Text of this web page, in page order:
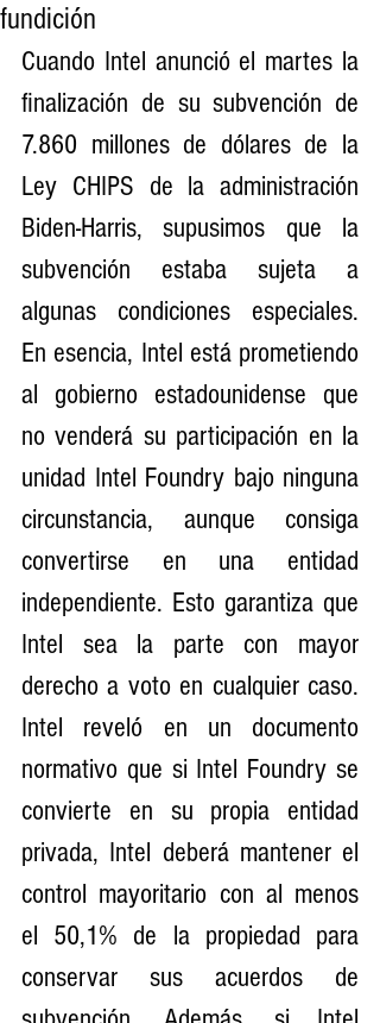
fundición
Cuando Intel anunció el martes la
finalización de su subvención de
7.860 millones de dólares de la
Ley CHIPS de la administración
Biden-Harris, supusimos que la
subvención estaba sujeta a
algunas condiciones especiales.
En esencia, Intel está prometiendo
al gobierno estadounidense que
no venderá su participación en la
unidad Intel Foundry bajo ninguna
circunstancia, aunque consiga
convertirse en una entidad
independiente. Esto garantiza que
Intel sea la parte con mayor
derecho a voto en cualquier caso.
Intel reveló en un documento
normativo que si Intel Foundry se
convierte en su propia entidad
privada, Intel deberá mantener el
control mayoritario con al menos
el 50,1% de la propiedad para
conservar sus acuerdos de